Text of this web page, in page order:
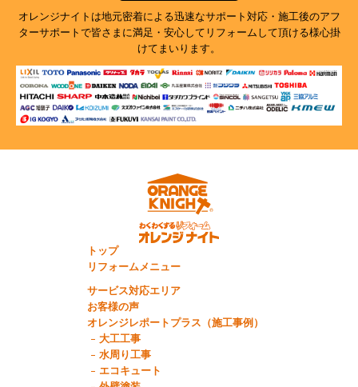
オレンジナイトは地元密着による迅速なサポート対応・施工後のアフ
ターサポートで皆さまに満足・安心してリフォームして頂ける様心掛
けてまいります。
トップ
リフォームメニュー
サービス対応エリア
お客様の声
オレンジレポートプラス（施工事例）
大工工事
水周り工事
エコキュート